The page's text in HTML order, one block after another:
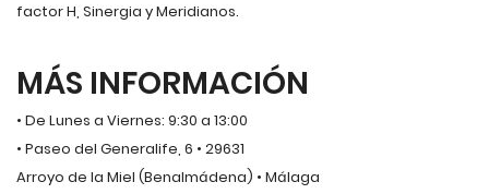
factor H, Sinergia y Meridianos.
MÁS INFORMACIÓN
• De Lunes a Viernes: 9:30 a 13:00
• Paseo del Generalife, 6 • 29631
Arroyo de la Miel (Benalmádena) • Málaga